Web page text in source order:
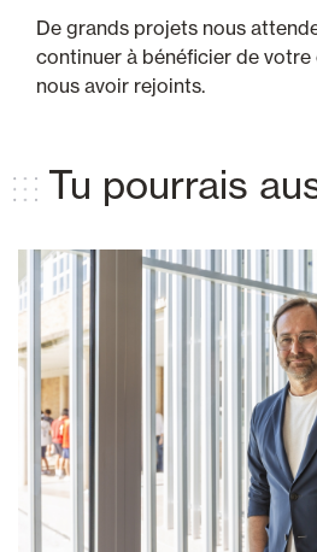
De grands projets nous
continuer à bénéficier de
nous avoir rejoints.
Tu pourrais